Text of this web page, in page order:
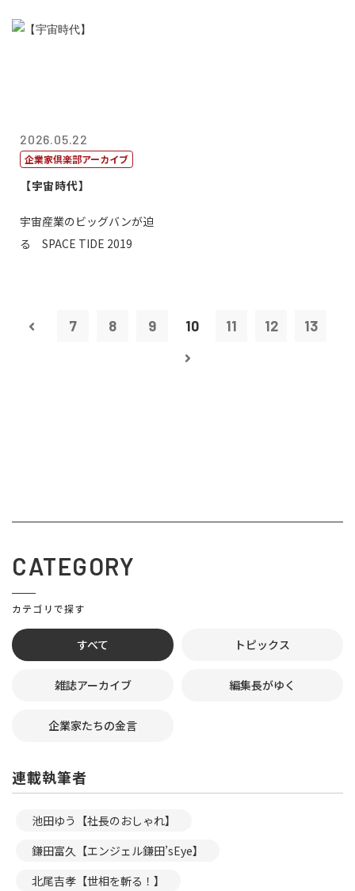
2026.05.22
企業家倶楽部アーカイブ
【宇宙時代】
宇宙産業のビッグバンが迫
る SPACE TIDE 2019
7 8 9 10 11 12 13
CATEGORY
カテゴリで探す
すべて トピックス
雑誌アーカイブ 編集長がゆく
企業家たちの金言
連載執筆者
池田ゆう【社長のおしゃれ】
鎌田富久【エンジェル鎌田’sEye】
北尾吉孝【世相を斬る！】